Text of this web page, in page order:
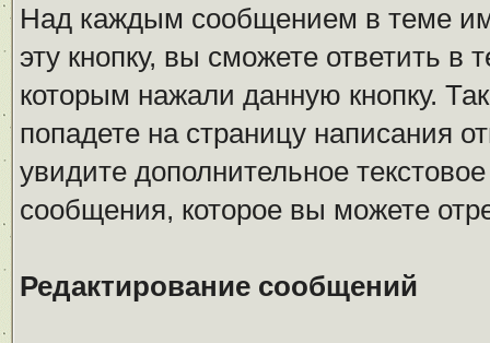
Над каждым сообщением в теме
эту кнопку, вы сможете ответить
которым нажали данную кнопку.
попадете на страницу написания
увидите дополнительное
сообщения, которое вы можете
Редактирование сообщений